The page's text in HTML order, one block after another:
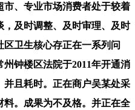
、专业市场消费者处于较着
及时调整、及时审理、及时
卫生核心存正在一系列问
钟楼区法院于2011年开通消
并且耗时。正在商户吴某处采
。成果为不及格。并正在全